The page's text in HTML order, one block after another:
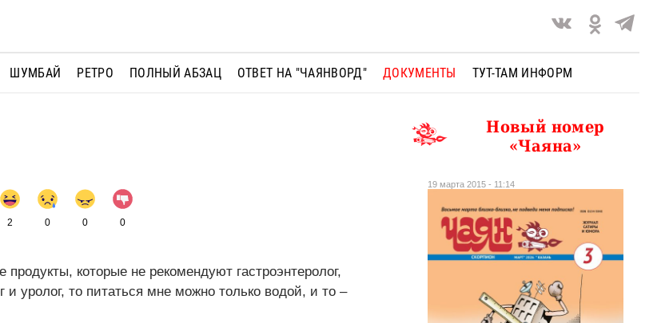
ШУМБАЙ РЕТРО ПОЛНЫЙ АБЗАЦ ОТВЕТ НА "ЧАЯНВОРД" ДОКУМЕНТЫ ТУТ-ТАМ ИНФОРМ
2 0 0 0
которые не рекомендуют гастроэнтеролог,
и уролог, то питаться мне можно только водой, и то –
Новый номер
«Чаяна»
19 марта 2015 - 11:14